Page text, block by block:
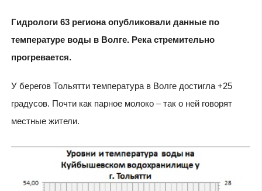
Гидрологи 63 региона опубликовали данные по
температуре воды в Волге. Река стремительно
прогревается.
У берегов Тольятти температура в Волге достигла +25
градусов. Почти как парное молоко – так о ней говорят
местные жители.